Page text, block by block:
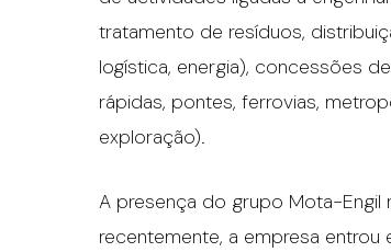
tratamento de resíduos,
logística, energia), concessões
rápidas, pontes, ferrovias,
exploração).
A presença do grupo Mota-Engil
recentemente, a empresa